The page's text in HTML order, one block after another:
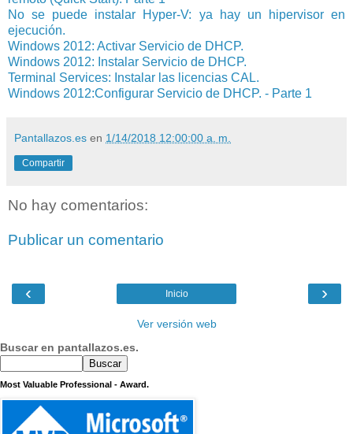
No se puede instalar Hyper-V: ya hay un hipervisor en
ejecución.
Windows 2012: Activar Servicio de DHCP.
Windows 2012: Instalar Servicio de DHCP.
Terminal Services: Instalar las licencias CAL.
Windows 2012:Configurar Servicio de DHCP. - Parte 1
Pantallazos.es en 1/14/2018 12:00:00 a. m.
Compartir
No hay comentarios:
Publicar un comentario
‹ ›
Inicio
Ver versión web
Buscar en pantallazos.es.
Most Valuable Professional - Award.